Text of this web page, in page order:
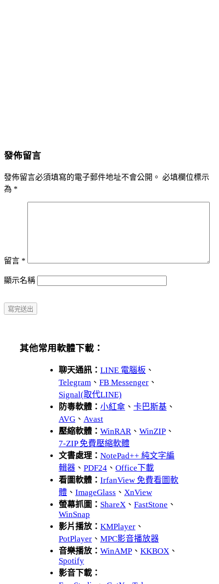
發佈留言
發佈留言必須填寫的電子郵件地址不會公開。 必填欄位標示
為 *
留言 *
顯示名稱
其他常用軟體下載：
聊天通訊： LINE 電腦板 、
Telegram 、 FB Messenger 、
Signal(取代LINE)
防毒軟體： 小紅傘 、 卡巴斯基 、
AVG 、 Avast
壓縮軟體： WinRAR、 WinZIP 、
7-ZIP 免費壓縮軟體
文書處理： NotePad++ 純文字編
輯器 、 PDF24 、 Office下載
看圖軟體： IrfanView 免費看圖軟
體 、 ImageGlass 、 XnView
螢幕抓圖： ShareX 、 FastStone 、
WinSnap
影片播放： KMPlayer 、
PotPlayer 、 MPC影音播放器
音樂播放： WinAMP 、 KKBOX 、
Spotify
影音下載：